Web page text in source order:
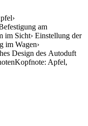
am
im Sicht› Einstellung der
im Wagen›
Design des Autoduft
Apfel,